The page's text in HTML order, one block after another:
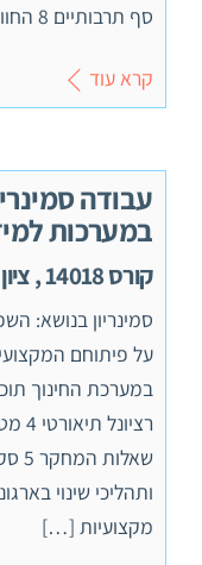
סף תרבותיים 8 החוויה החינוכית בבתי ספר בישראל 9 […]
קרא עוד
עבודה
במערכות
קורס 14018 , ציון 93
סמינריון בנושא:
על פיתוחם
מקצועיות […]